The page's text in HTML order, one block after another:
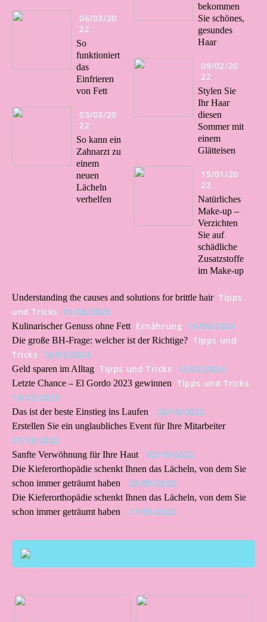
06/03/20
22
So
funktioniert
das
Einfrieren
von Fett
03/03/20
22
So kann ein
Zahnarzt zu
einem
neuen
Lächeln
verhelfen
bekommen
Sie schönes,
gesundes
Haar
09/02/20
22
Stylen Sie
Ihr Haar
diesen
Sommer mit
einem
Glätteisen
15/01/20
22
Natürliches
Make-up –
Verzichten
Sie auf
schädliche
Zusatzstoffe
im Make-up
Understanding the causes and solutions for brittle hair Tipps
und Tricks 01/08/2025
Kulinarischer Genuss ohne Fett Ernährung 15/06/2024
Die große BH-Frage: welcher ist der Richtige? Tipps und
Tricks
16/03/2024
Geld sparen im Alltag Tipps und Tricks 13/02/2024
Letzte Chance – El Gordo 2023 gewinnen Tipps und Tricks
19/12/2023
Das ist der beste Einstieg ins Laufen 26/10/2022
Erstellen Sie ein unglaubliches Event für Ihre Mitarbeiter
07/10/2022
Sanfte Verwöhnung für Ihre Haut 02/10/2022
Die Kieferorthopädie schenkt Ihnen das Lächeln, von dem Sie
schon immer geträumt haben
25/09/2022
Die Kieferorthopädie schenkt Ihnen das Lächeln, von dem Sie
schon immer geträumt haben
17/09/2022